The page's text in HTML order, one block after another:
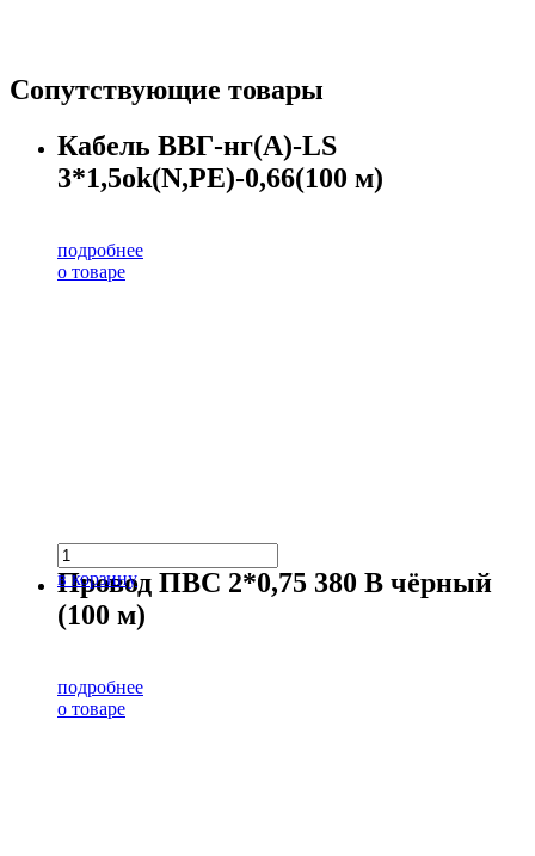
Сопутствующие товары
Кабель ВВГ-нг(А)-LS
3*1,5ok(N,PE)-0,66(100 м)
подробнее
о товаре
в корзину
Провод ПВС 2*0,75 380 В чёрный
(100 м)
подробнее
о товаре